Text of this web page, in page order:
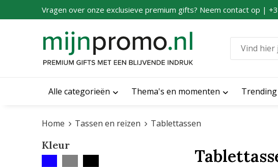
Vragen over onze exclusieve premium gifts? Neem contact op |
Alle categorieën Thema's en momenten Trending
Home Tassen en reizen Tablettassen
Kleur